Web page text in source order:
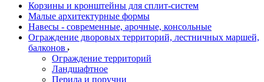
Корзины и кронштейны для сплит-систем
Малые архитектурные формы
Навесы - современные, арочные, консольные
Ограждение дворовых территорий, лестничных маршей,
балконов
Ограждение территорий
Ландшафтное
Перила и поручни